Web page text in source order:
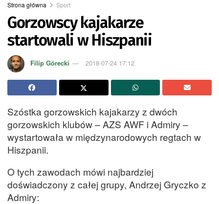
Strona główna Sport
Gorzowscy kajakarze
startowali w Hiszpanii
Filip Górecki 2018-07-24 17:12
Szóstka gorzowskich kajakarzy z dwóch
gorzowskich klubów – AZS AWF i Admiry –
wystartowała w międzynarodowych regtach w
Hiszpanii.
O tych zawodach mówi najbardziej
doświadczony z całej grupy, Andrzej Gryczko z
Admiry: